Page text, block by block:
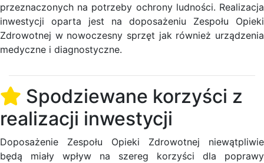
przeznaczonych na potrzeby ochrony ludności. Realizacja
inwestycji oparta jest na doposażeniu Zespołu Opieki
Zdrowotnej w nowoczesny sprzęt jak również urządzenia
medyczne i diagnostyczne.
Spodziewane korzyści z
realizacji inwestycji
Doposażenie Zespołu Opieki Zdrowotnej niewątpliwie
będą miały wpływ na szereg korzyści dla poprawy